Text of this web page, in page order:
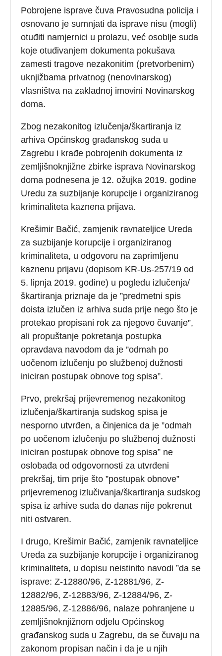
Pobrojene isprave čuva Pravosudna policija i
osnovano je sumnjati da isprave nisu (mogli)
otuđiti namjernici u prolazu, već osoblje suda
koje otuđivanjem dokumenta pokušava
zamesti tragove nezakonitim (pretvorbenim)
uknjižbama privatnog (nenovinarskog)
vlasništva na zakladnoj imovini Novinarskog
doma.
Zbog nezakonitog izlučenja/škartiranja iz
arhiva Općinskog građanskog suda u
Zagrebu i krađe pobrojenih dokumenta iz
zemljišnoknjižne zbirke isprava Novinarskog
doma podnesena je 12. ožujka 2019. godine
Uredu za suzbijanje korupcije i organiziranog
kriminaliteta kaznena prijava.
Krešimir Bačić, zamjenik ravnateljice Ureda
za suzbijanje korupcije i organiziranog
kriminaliteta, u odgovoru na zaprimljenu
kaznenu prijavu (dopisom KR-Us-257/19 od
5. lipnja 2019. godine) u pogledu izlučenja/
škartiranja priznaje da je ”predmetni spis
doista izlučen iz arhiva suda prije nego što je
protekao propisani rok za njegovo čuvanje”,
ali propuštanje pokretanja postupka
opravdava navodom da je ”odmah po
uočenom izlučenju po službenoj dužnosti
iniciran postupak obnove tog spisa”.
Prvo, prekršaj prijevremenog nezakonitog
izlučenja/škartiranja sudskog spisa je
nesporno utvrđen, a činjenica da je ”odmah
po uočenom izlučenju po službenoj dužnosti
iniciran postupak obnove tog spisa” ne
oslobađa od odgovornosti za utvrđeni
prekršaj, tim prije što ”postupak obnove”
prijevremenog izlučivanja/škartiranja sudskog
spisa iz arhive suda do danas nije pokrenut
niti ostvaren.
I drugo, Krešimir Bačić, zamjenik ravnateljice
Ureda za suzbijanje korupcije i organiziranog
kriminaliteta, u dopisu neistinito navodi ”da se
isprave: Z-12880/96, Z-12881/96, Z-
12882/96, Z-12883/96, Z-12884/96, Z-
12885/96, Z-12886/96, nalaze pohranjene u
zemljišnoknjižnom odjelu Općinskog
građanskog suda u Zagrebu, da se čuvaju na
zakonom propisan način i da je u njih